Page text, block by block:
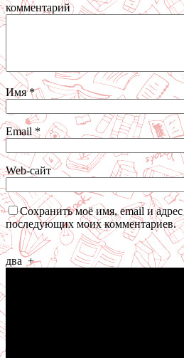
комментарий
Имя*
Email*
Web-сайт
Сохранить моё имя, email и адрес
последующих моих комментариев.
два +